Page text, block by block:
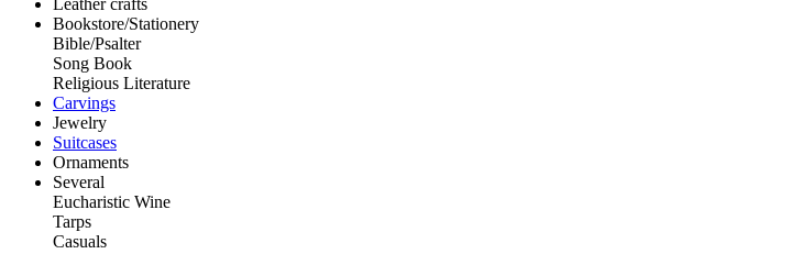
Leather crafts
Bookstore/Stationery
Bible/Psalter
Song Book
Religious Literature
Carvings
Jewelry
Suitcases
Ornaments
Several
Eucharistic Wine
Tarps
Casuals